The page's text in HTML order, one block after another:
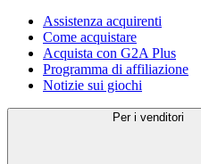
Assistenza acquirenti
Come acquistare
Acquista con G2A Plus
Programma di affiliazione
Notizie sui giochi
Per i venditori